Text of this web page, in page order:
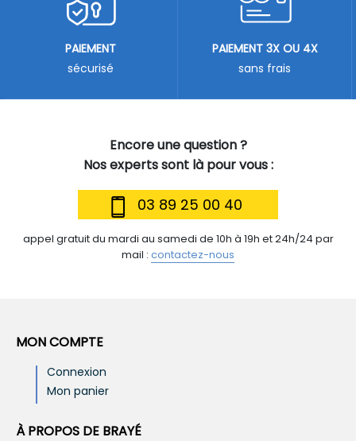
Encore une question ?
Nos experts sont là pour vous :
03 89 25 00 40
appel gratuit du mardi au samedi de 10h à 19h et 24h/24 par
mail : contactez-nous
PAIEMENT
sécurisé
PAIEMENT 3X OU 4X
sans frais
MON COMPTE
Connexion
Mon panier
À PROPOS DE BRAYÉ